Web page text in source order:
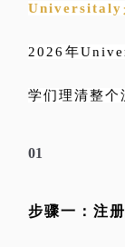
Universitaly
2026年
学们理清整个
01
步骤一：注